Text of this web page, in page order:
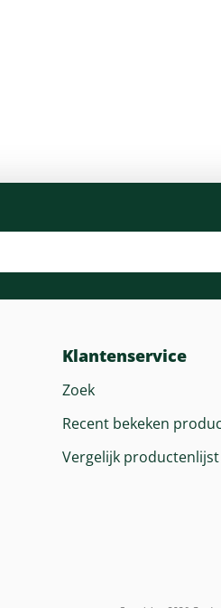
Klantenservice
Zoek
Recent bekeken
Vergelijk productenlijst